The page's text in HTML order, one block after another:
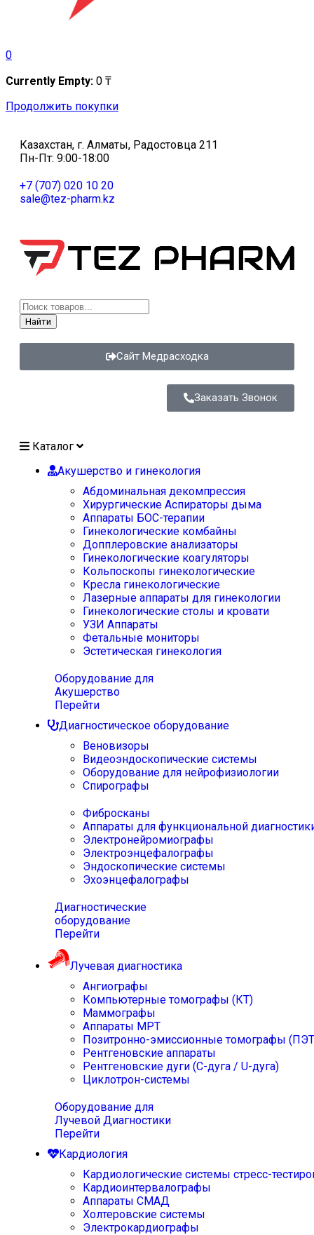
0
Currently Empty: 0 ₸
Продолжить покупки
Казахстан, г. Алматы, Радостовца 211
Пн-Пт: 9:00-18:00
+7 (707) 020 10 20
sale@tez-pharm.kz
Найти
Сайт Медрасходка
Заказать Звонок
Каталог
Акушерство и гинекология
Абдоминальная декомпрессия
Хирургические Аспираторы дыма
Аппараты БОС-терапии
Гинекологические комбайны
Допплеровские анализаторы
Гинекологические коагуляторы
Кольпоскопы гинекологические
Кресла гинекологические
Лазерные аппараты для гинекологии
Гинекологические столы и кровати
УЗИ Аппараты
Фетальные мониторы
Эстетическая гинекология
Оборудование для
Акушерство
Перейти
Диагностическое оборудование
Веновизоры
Видеоэндоскопические системы
Оборудование для нейрофизиологии
Спирографы
Фибросканы
Аппараты для функциональной
Электронейромиографы
Электроэнцефалографы
Эндоскопические системы
Эхоэнцефалографы
Диагностические
оборудование
Перейти
Лучевая диагностика
Ангиографы
Компьютерные томографы (КТ)
Маммографы
Аппараты МРТ
Позитронно-эмиссионные томографы
Рентгеновские аппараты
Рентгеновские дуги (С-дуга / U-дуга)
Циклотрон-системы
Оборудование для
Лучевой Диагностики
Перейти
Кардиология
Кардиологические системы стресс-
Кардиоинтервалографы
Аппараты СМАД
Холтеровские системы
Электрокардиографы